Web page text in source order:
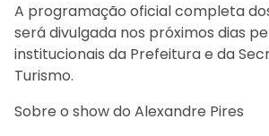
A programação oficial completa
será divulgada nos próximos dias
institucionais da Prefeitura e da
Turismo.
Sobre o show do Alexandre Pires